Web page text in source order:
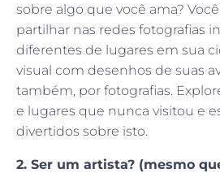
sobre algo que você ama?
partilhar nas redes fotografias
diferentes de lugares em sua
visual com desenhos de suas
também, por fotografias.
e lugares que nunca visitou e
divertidos sobre isto.
2. Ser um artista? (mesmo